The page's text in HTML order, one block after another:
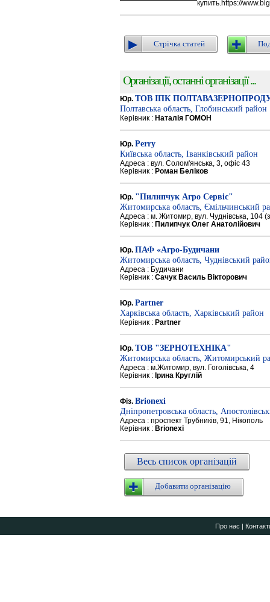
купить.https://
Стрічка статей
Організації, останні організації ...
Юр. ТОВ ІПК
Полтавська область, Глобинський район
Керівник : Наталія ГОМОН
Юр. Perry
Київська область, Іванківський район
Адреса : вул. Солом'янська, 3, офіс 43
Керівник : Роман Беліков
Юр. "Пилипчук Агро Сервіс"
Житомирська область, Ємільчинський
Адреса : м. Житомир, вул. Чуднівська, 104
Керівник : Пилипчук Олег Анатолійович
Юр. ПАФ «Агро-Будичани
Житомирська область, Чуднівський
Адреса : Будичани
Керівник : Сачук Василь Вікторович
Юр. Partner
Харківська область, Харківський район
Керівник : Partner
Юр. ТОВ "ЗЕРНОТЕХНІКА"
Житомирська область, Житомирський
Адреса : м.Житомир, вул. Гоголівська, 4
Керівник : Ірина Круглій
Фіз. Brionexi
Дніпропетровська область,
Адреса : проспект Трубників, 91, Нікополь
Керівник : Brionexi
Весь список організацій
Добавити організацію
Про нас |